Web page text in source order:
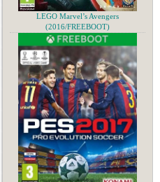
LEGO Marvel’s Avengers
(2016/FREEBOOT)